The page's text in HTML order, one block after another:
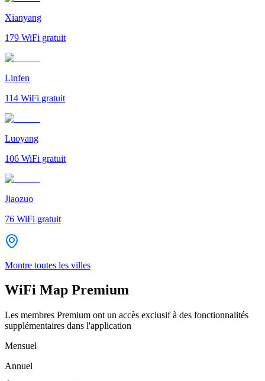
Xianyang
179 WiFi gratuit
Linfen
114 WiFi gratuit
Luoyang
106 WiFi gratuit
Jiaozuo
76 WiFi gratuit
Montre toutes les villes
WiFi Map Premium
Les membres Premium ont un accès exclusif à des fonctionnalités
supplémentaires dans l'application
Mensuel
Annuel